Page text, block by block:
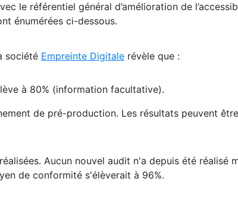
le référentiel général d’amélioration de
énumérées ci-dessous.
société Empreinte Digitale révèle que :
à 80% (information facultative).
de pré-production. Les résultats peuvent
Aucun nouvel audit n'a depuis été réalisé
de conformité s'élèverait à 96%.